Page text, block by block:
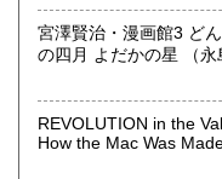
沿線名：北大阪急行(地
最寄駅：「緑地公園」
500m
定休日：年中無休 (年
り)
宮澤賢治・漫画館3 ど
の四月 よだかの星 （永島慎二、山松ゆうきち、水野英子、飯
REVOLUTION in the